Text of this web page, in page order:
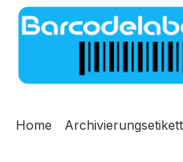
Hauptinhalt springen
Zur Suche springen
Zur Hauptnavigation
Home